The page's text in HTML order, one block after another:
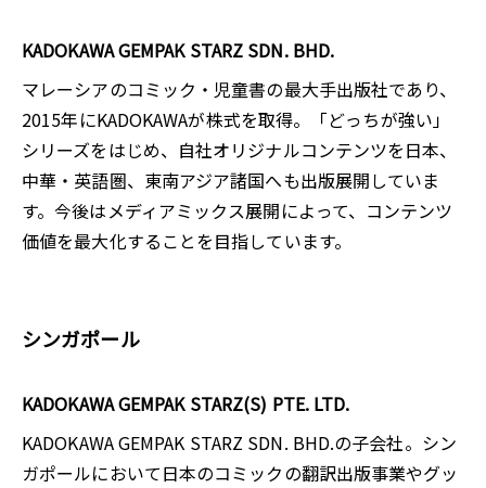
KADOKAWA GEMPAK STARZ SDN. BHD.
マレーシアのコミック・児童書の最大手出版社であり、
2015年にKADOKAWAが株式を取得。「どっちが強い」
シリーズをはじめ、自社オリジナルコンテンツを日本、
中華・英語圏、東南アジア諸国へも出版展開していま
す。今後はメディアミックス展開によって、コンテンツ
価値を最大化することを目指しています。
シンガポール
KADOKAWA GEMPAK STARZ(S) PTE. LTD.
KADOKAWA GEMPAK STARZ SDN. BHD.の子会社。シン
ガポールにおいて日本のコミックの翻訳出版事業やグッ